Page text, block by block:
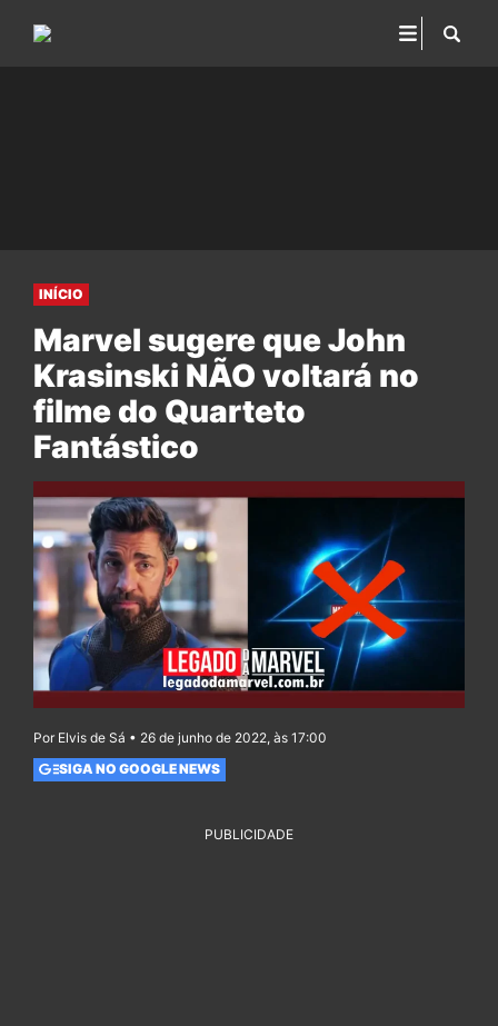
INÍCIO
Marvel sugere que John
Krasinski NÃO voltará no
filme do Quarteto
Fantástico
Por Elvis de Sá • 26 de junho de 2022, às 17:00
SIGA NO GOOGLE NEWS
PUBLICIDADE